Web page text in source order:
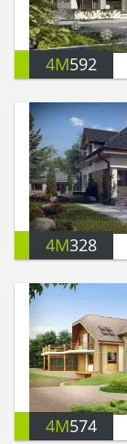
4M592
4M328
4M574